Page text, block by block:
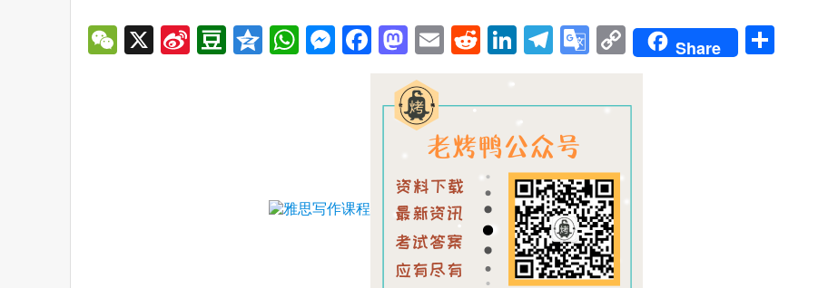
WeChat
X
SinaDouban
QzoneWhatsApp
Messenger
Facebook
Mastodon
EmailRedditLinkedIn
Telegram
Google
CopyShare